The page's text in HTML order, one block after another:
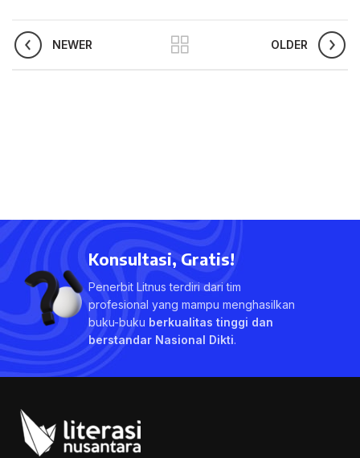
NEWER OLDER
Konsultasi, Gratis!
Penerbit Litnus terdiri dari tim
profesional yang mampu menghasilkan
buku-buku berkualitas tinggi dan
berstandar Nasional Dikti.